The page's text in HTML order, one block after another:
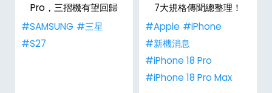
Pro，三摺機有望回歸
#SAMSUNG #三星
#S27
7大規格傳聞總整理！
#Apple #iPhone
#新機消息
#iPhone 18 Pro
#iPhone 18 Pro Max